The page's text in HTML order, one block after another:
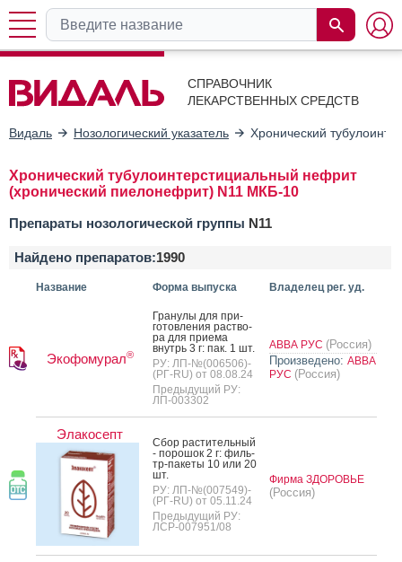
СПРАВОЧНИК
ЛЕКАРСТВЕННЫХ СРЕДСТВ
Видаль Нозологический указатель Хронический
Хронический тубулоинтерстициальный нефрит
(хронический пиелонефрит) N11 МКБ-10
Препараты нозологической группы N11
Найдено препаратов:1990
Название Форма выпуска Владелец рег. уд.
Экофомурал®
Гра­нулы для при­
готов­ле­ния рас­тво­
ра для при­ема
внутрь 3 г: пак. 1 шт.
РУ: ЛП-№(006506)-
(РГ-RU) от 08.08.24
Предыдущий РУ:
ЛП-003302
АВВА РУС (Россия)
Произведено: АВВА
РУС (Россия)
Элакосепт
Сбор рас­ти­тель­ный
- по­рошок 2 г: филь­
тр-па­кеты 10 или 20
шт.
РУ: ЛП-№(007549)-
(РГ-RU) от 05.11.24
Предыдущий РУ:
ЛСР-007951/08
Фирма ЗДОРОВЬЕ
(Россия)